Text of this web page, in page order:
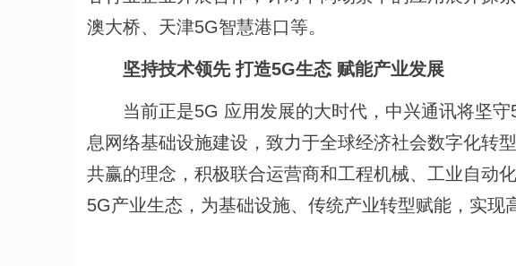
澳大桥、天津5G智慧港口等。
坚持技术领先 打造5G生态 赋能产业发展
当前正是5G 应用发展的大时代，中兴通讯将坚守
息网络基础设施建设，致力于全球经济社会数字化转
共赢的理念，积极联合运营商和工程机械、工业自动
5G产业生态，为基础设施、传统产业转型赋能，实现